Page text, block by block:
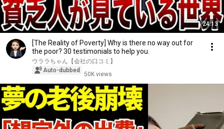
24:13
[The Reality of Poverty] Why is there no way out for
the poor? 30 testimonials to help you.
ウララちゃん【会社の口コミ】
Auto-dubbed
50K views